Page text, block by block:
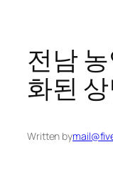
전남
화된
Written by